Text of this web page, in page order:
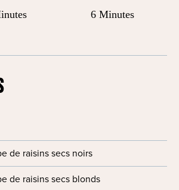
6 Minutes
de raisins secs noirs
de raisins secs blonds